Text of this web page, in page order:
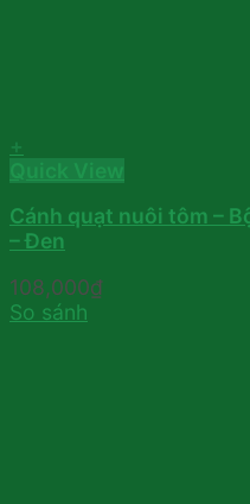
Cánh quạt nuôi tôm –
– Đen
108,000₫
So sánh